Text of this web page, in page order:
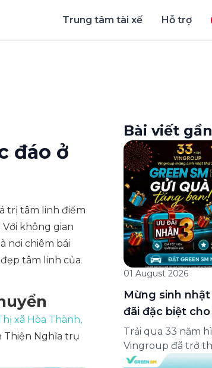
Trung tâm tài xế Hỗ trợ
đáo ở
trị tâm linh điểm
không gian
nơi chiêm bái
tâm linh của
xã Hòa Thành,
Thiện Nghĩa trụ
Bài viết
01 August 2026
Mừng sinh nhật
đãi đặc biệt
Trải qua 33 năm
Vingroup đã trở
nhân đa ngành